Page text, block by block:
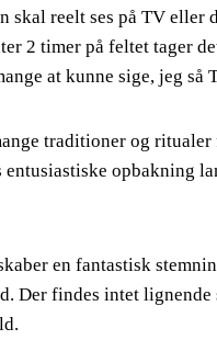
skal reelt ses på TV
2 timer på feltet tager
at kunne sige, jeg så
traditioner og
opbakning
en fantastisk
Der findes intet